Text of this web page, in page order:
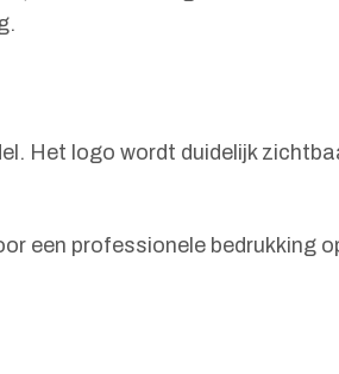
Het logo wordt duidelijk
een professionele bedrukking